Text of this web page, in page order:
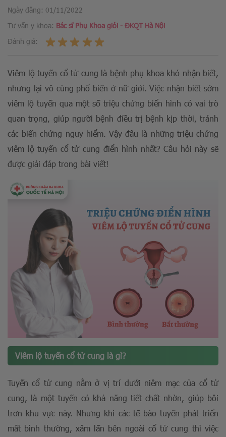
Ngày đăng: 01/11/2022
Tư vấn y khoa: Bác sĩ Phụ Khoa giỏi - ĐKQT Hà Nội
Đánh giá:
Viêm lộ tuyến cổ tử cung là bệnh phụ khoa khó nhận biết,
nhưng lại vô cùng phổ biến ở nữ giới. Việc nhận biết sớm
viêm lộ tuyến qua một số triệu chứng biển hình có vai trò
quan trọng, giúp người bệnh điều trị bệnh kịp thời, tránh
các biến chứng nguy hiểm. Vậy đâu là những triệu chứng
viêm lộ tuyến cổ tử cung điển hình nhất? Câu hỏi này sẽ
được giải đáp trong bài viết!
Viêm lộ tuyến cổ tử cung là gì?
Tuyến cổ tử cung nằm ở vị trí dưới niêm mạc của cổ tử
cung, là một tuyến có khả năng tiết chất nhờn, giúp bôi
trơn khu vực này. Nhưng khi các tế bào tuyến phát triển
mất bình thường, xâm lấn bên ngoài cổ tử cung thì việc